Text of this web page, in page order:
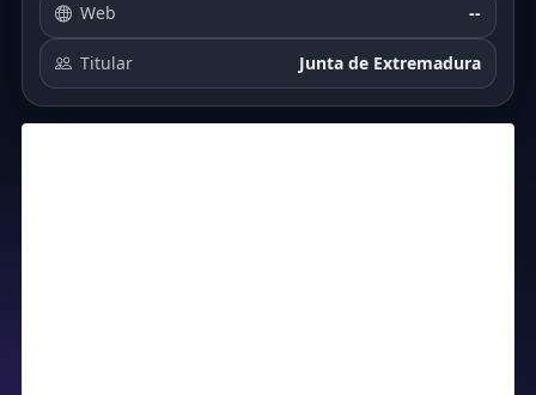
Web --
Titular Junta de Extremadura